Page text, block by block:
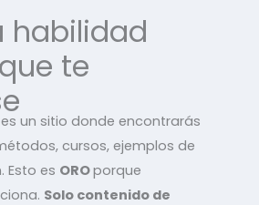
habilidad
te
es un sitio donde encontrarás
cursos, ejemplos de
Esto es OROporque
Solo contenido de